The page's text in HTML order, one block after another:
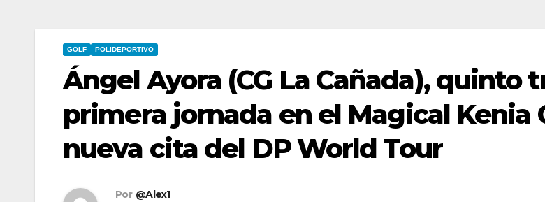
GOLF POLIDEPORTIVO
Ángel Ayora (CG La Cañada), quinto
primera jornada en el Magical Kenia
nueva cita del DP World Tour
Por @Alex1